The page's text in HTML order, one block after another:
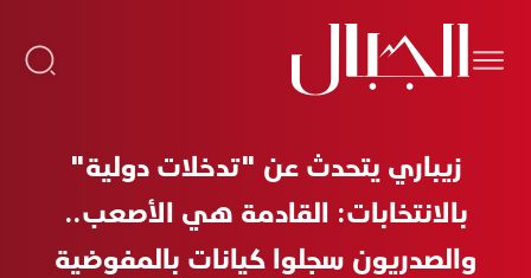
زيباري يتحدث عن "تدخلات دولية"
بالانتخابات: القادمة هي الأصعب..
والصدريون سجلوا كيانات بالمفوضية